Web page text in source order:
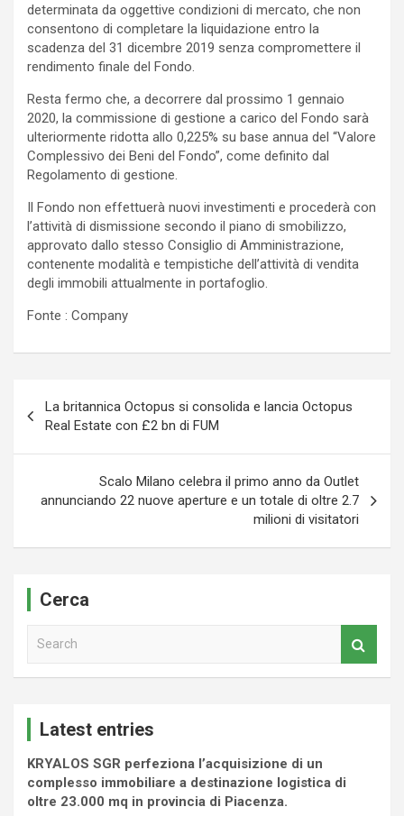
determinata da oggettive condizioni di mercato, che non
consentono di completare la liquidazione entro la
scadenza del 31 dicembre 2019 senza compromettere il
rendimento finale del Fondo.
Resta fermo che, a decorrere dal prossimo 1 gennaio
2020, la commissione di gestione a carico del Fondo sarà
ulteriormente ridotta allo 0,225% su base annua del “Valore
Complessivo dei Beni del Fondo”, come definito dal
Regolamento di gestione.
Il Fondo non effettuerà nuovi investimenti e procederà con
l’attività di dismissione secondo il piano di smobilizzo,
approvato dallo stesso Consiglio di Amministrazione,
contenente modalità e tempistiche dell’attività di vendita
degli immobili attualmente in portafoglio.
Fonte : Company
articoli
La britannica Octopus si consolida e lancia Octopus
Real Estate con £2 bn di FUM
Scalo Milano celebra il primo anno da Outlet
annunciando 22 nuove aperture e un totale di oltre 2.7
milioni di visitatori
Cerca
Latest entries
KRYALOS SGR perfeziona l’acquisizione di un
complesso immobiliare a destinazione logistica di
oltre 23.000 mq in provincia di Piacenza.